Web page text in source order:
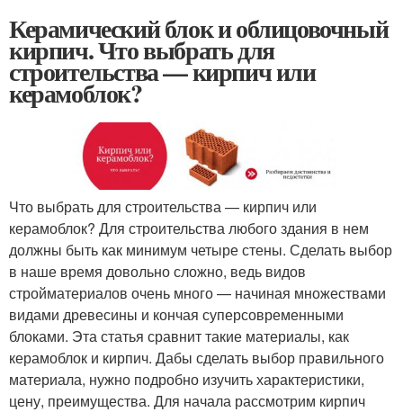
Керамический блок и облицовочный
кирпич. Что выбрать для
строительства — кирпич или
керамоблок?
Что выбрать для строительства — кирпич или
керамоблок? Для строительства любого здания в нем
должны быть как минимум четыре стены. Сделать выбор
в наше время довольно сложно, ведь видов
стройматериалов очень много — начиная множествами
видами древесины и кончая суперсовременными
блоками. Эта статья сравнит такие материалы, как
керамоблок и кирпич. Дабы сделать выбор правильного
материала, нужно подробно изучить характеристики,
цену, преимущества. Для начала рассмотрим кирпич